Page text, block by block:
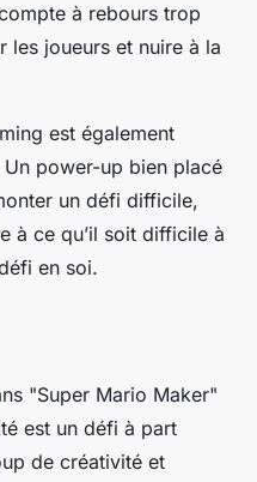
à rebours trop
les joueurs et nuire à la
est également
Un power-up bien placé
un défi difficile,
à ce qu’il soit difficile à
en soi.
"Super Mario Maker"
est un défi à part
de créativité et